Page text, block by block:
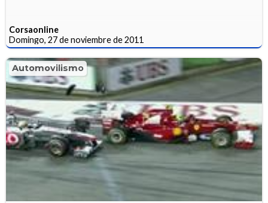
Corsaonline
Domingo, 27 de noviembre de 2011
Automovilismo